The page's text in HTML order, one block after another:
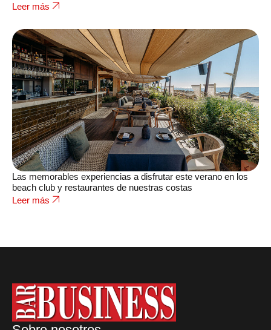
Leer más
Las memorables experiencias a disfrutar este verano en los
beach club y restaurantes de nuestras costas
Leer más